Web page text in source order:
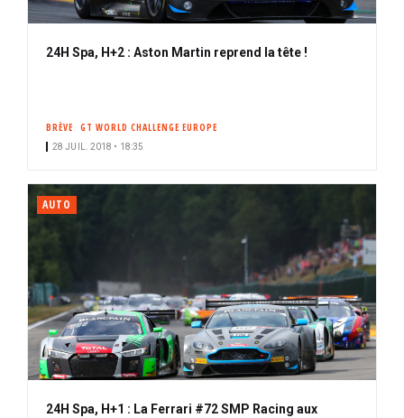
24H Spa, H+2 : Aston Martin reprend la tête !
BRÈVE GT WORLD CHALLENGE EUROPE
28 JUIL. 2018 • 18:35
AUTO
24H Spa, H+1 : La Ferrari #72 SMP Racing aux